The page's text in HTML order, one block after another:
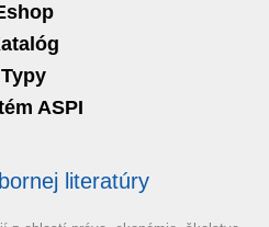
Typy
ASPI
literatúry